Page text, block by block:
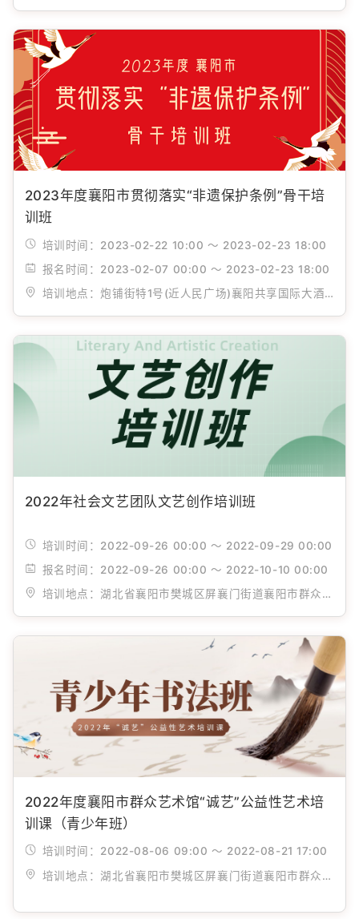
2023年度襄阳市贯彻落实“非遗保护条例”骨干培
训班
培训时间： 2023-02-22 10:00 ～ 2023-02-23 18:00
报名时间： 2023-02-07 00:00 ～ 2023-02-23 18:00
培训地点：
炮铺街特1号(近人民广场)襄阳共享国际大酒店
2022年社会文艺团队文艺创作培训班
培训时间： 2022-09-26 00:00 ～ 2022-09-29 00:00
报名时间： 2022-09-26 00:00 ～ 2022-10-10 00:00
培训地点：
湖北省襄阳市樊城区屏襄门街道襄阳市群众艺术馆
2022年度襄阳市群众艺术馆“诚艺”公益性艺术培
训课（青少年班）
培训时间： 2022-08-06 09:00 ～ 2022-08-21 17:00
培训地点：
湖北省襄阳市樊城区屏襄门街道襄阳市群众艺术馆